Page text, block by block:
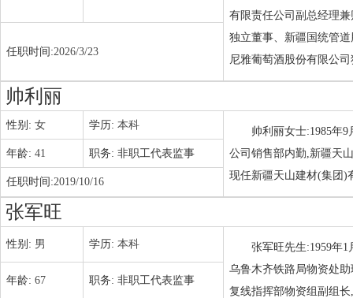
有限责任公司副总经理
独立董事、新疆国统管
尼雅葡萄酒股份有限公
任职时间:2026/3/23
帅利丽
性别: 女 学历: 本科
帅利丽女士:1985年
公司销售部内勤,新疆天
现任新疆天山建材(集团)
年龄: 41 职务: 非职工代表监事
任职时间:2019/10/16
张军旺
性别: 男 学历: 本科
张军旺先生:1959年
乌鲁木齐铁路局物资处
复线指挥部物资组副组
年龄: 67 职务: 非职工代表监事